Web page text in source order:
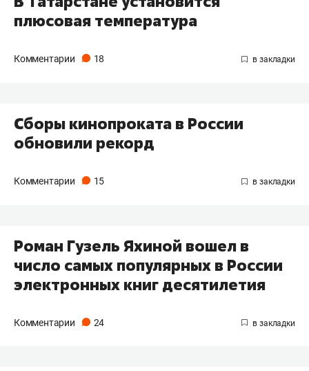
плюсовая температура
Комментарии 18
Сборы кинопроката в России
обновили рекорд
Комментарии 15
Роман Гузель Яхиной вошел в
число самых популярных в России
электронных книг десятилетия
Комментарии 24